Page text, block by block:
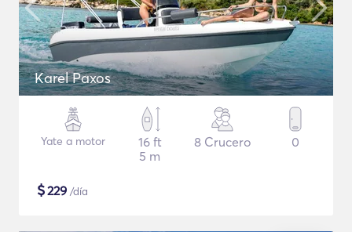
Karel Paxos
Yate a motor
16 ft
5 m
8 Crucero 0
$229 /día